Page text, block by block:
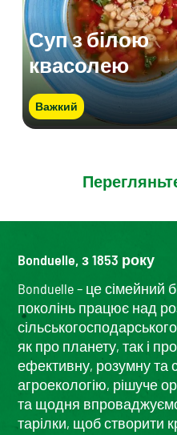
Суп з білою
квасолею
Важкий
Bonduelle, з 1853 року
Bonduelle – це сімейний
поколінь працює над
як про планету, так і
ефективну, розумну та
агроекологію, рішуче
та щодня впроваджуємо
тарілки, щоб створити